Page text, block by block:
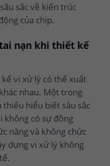
sắc về kiến trúc
của chip.
nạn khi thiết kế
vi xử lý có thể xuất
nhau. Một trong
hiểu biết sâu sắc
không có sự đồng
năng và không chức
dựng vi xử lý không